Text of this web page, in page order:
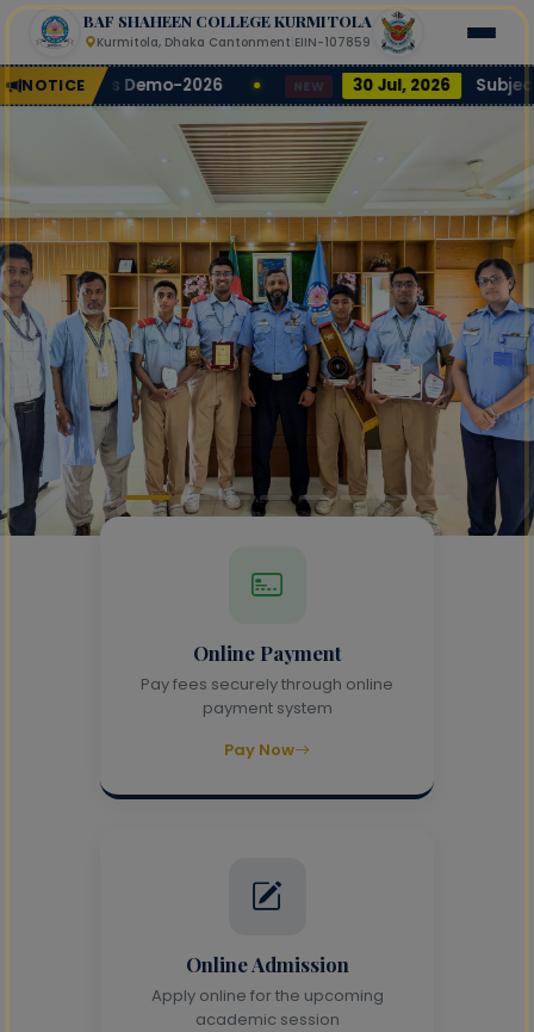
BAF SHAHEEN COLLEGE KURMITOLA
Kurmitola, Dhaka Cantonment EIIN-107859
NOTICE
2026 NEW 30 Jul, 2026 Subject-wise list of
Online Payment
Pay fees securely through online
payment system
Pay Now
Online Admission
Apply online for the upcoming
academic session